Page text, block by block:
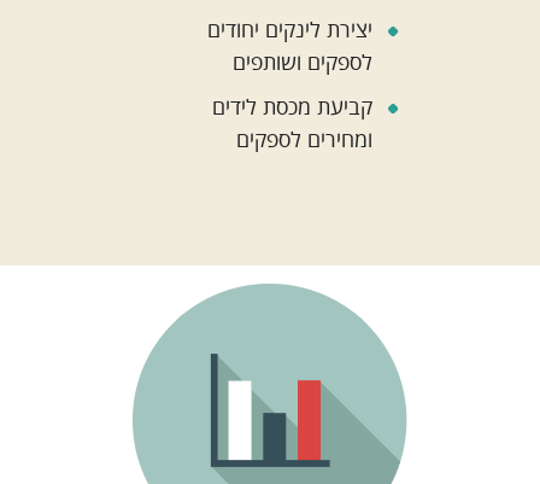
יצירת לינקים יחודים
לספקים ושותפים
קביעת מכסת לידים
ומחירים לספקים